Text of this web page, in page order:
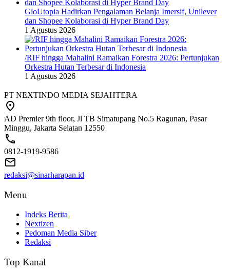
GloUtopia Hadirkan Pengalaman Belanja Imersif, Unilever
dan Shopee Kolaborasi di Hyper Brand Day
1 Agustus 2026
/RIF hingga Mahalini Ramaikan Forestra 2026: Pertunjukan
Orkestra Hutan Terbesar di Indonesia
1 Agustus 2026
PT NEXTINDO MEDIA SEJAHTERA
AD Premier 9th floor, Jl TB Simatupang No.5 Ragunan, Pasar
Minggu, Jakarta Selatan 12550
0812-1919-9586
redaksi@sinarharapan.id
Menu
Indeks Berita
Nextizen
Pedoman Media Siber
Redaksi
Top Kanal